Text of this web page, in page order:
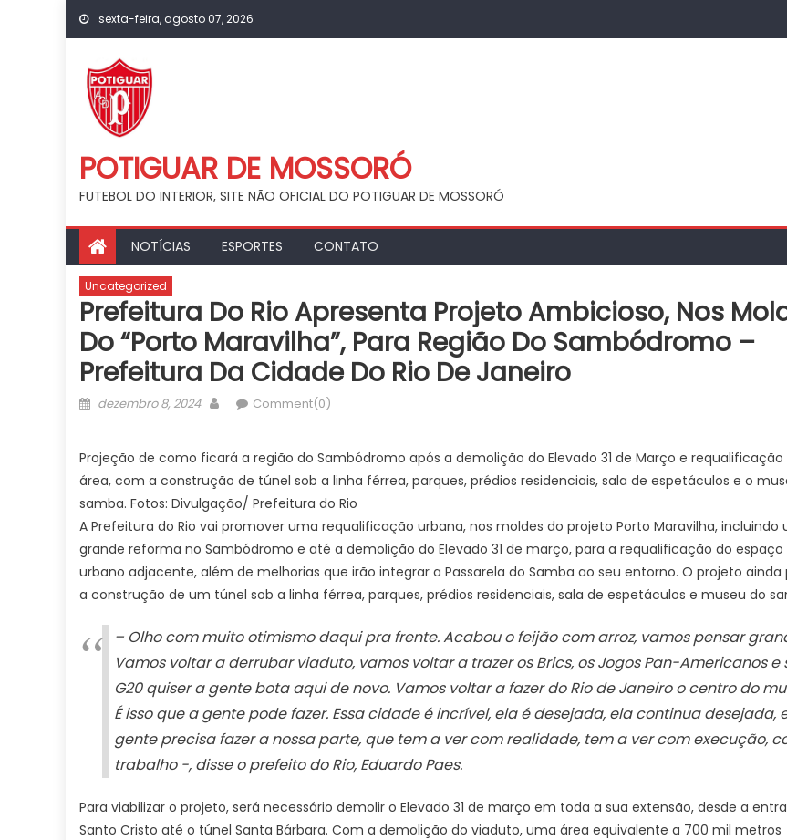
Skip
content
sexta-feira, agosto 07, 2026
POTIGUAR DE MOSSORÓ
FUTEBOL DO INTERIOR, SITE NÃO OFICIAL DO POTIGUAR DE MOSSORÓ
NOTÍCIAS ESPORTES CONTATO
Uncategorized
Prefeitura Do Rio Apresenta Projeto Ambicioso, Nos
Do “Porto Maravilha”, Para Região Do Sambódromo –
Prefeitura Da Cidade Do Rio De Janeiro
Posted
dezembro 8, 2024 AuthorComment(0)
Projeção de como ficará a região do Sambódromo após a demolição do Elevado 31 de Março e requalificação
área, com a construção de túnel sob a linha férrea, parques, prédios residenciais, sala de espetáculos e o
samba. Fotos: Divulgação/ Prefeitura do Rio
A Prefeitura do Rio vai promover uma requalificação urbana, nos moldes do projeto Porto Maravilha, incluindo
grande reforma no Sambódromo e até a demolição do Elevado 31 de março, para a requalificação do espaço
urbano adjacente, além de melhorias que irão integrar a Passarela do Samba ao seu entorno. O projeto ainda
a construção de um túnel sob a linha férrea, parques, prédios residenciais, sala de espetáculos e museu do
– Olho com muito otimismo daqui pra frente. Acabou o feijão com arroz, vamos pensar
Vamos voltar a derrubar viaduto, vamos voltar a trazer os Brics, os Jogos Pan-Americanos e
G20 quiser a gente bota aqui de novo. Vamos voltar a fazer do Rio de Janeiro o centro do
É isso que a gente pode fazer. Essa cidade é incrível, ela é desejada, ela continua desejada,
gente precisa fazer a nossa parte, que tem a ver com realidade, tem a ver com execução,
trabalho -, disse o prefeito do Rio, Eduardo Paes.
Para viabilizar o projeto, será necessário demolir o Elevado 31 de março em toda a sua extensão, desde a
Santo Cristo até o túnel Santa Bárbara. Com a demolição do viaduto, uma área equivalente a 700 mil metros